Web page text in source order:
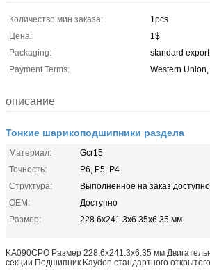
Количество мин заказа:
1pcs
Цена:
1$
Packaging:
standard
Payment Terms:
Western Union,
описание
Тонкие шарикоподшипники раздела
Материал:
Gcr15
Точность:
P6, P5, P4
Структура:
Выполненное на заказ
OEM:
Доступно
Размер:
228.6x241.3x6.35x6.35 мм
KA090CPO Размер 228.6x241.3x6.35 мм
секции Подшипник Kaydon стандартного